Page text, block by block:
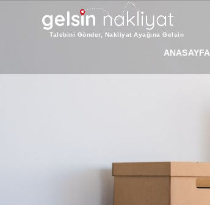
Talebini Gönder, Nakliyat Ayağına Gelsin
ANASAYFA